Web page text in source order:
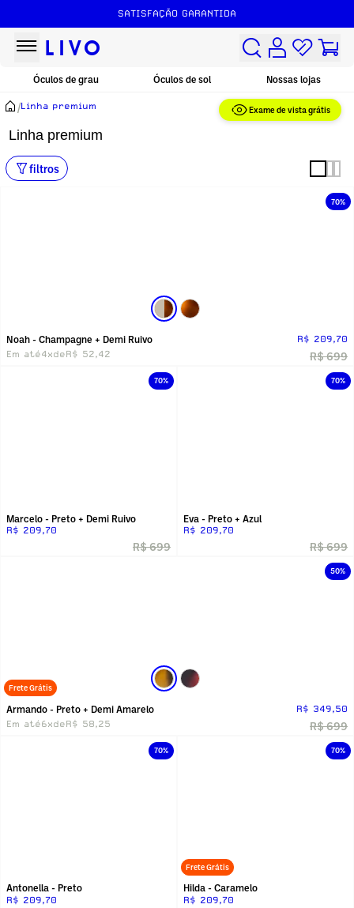
SATISFAÇÃO GARANTIDA
Exame de vista grátis
Óculos de grau Óculos de sol Nossas lojas
Linha premium
/Linha premium
filtros
70%
Noah - Champagne + Demi Ruivo
R$ 209,70
Em até4xdeR$ 52,42 R$ 699
70%
Marcelo - Preto + Demi Ruivo
R$ 209,70
R$ 699
70%
Eva - Preto + Azul
R$ 209,70
R$ 699
50%
Frete Grátis
Armando - Preto + Demi Amarelo
R$ 349,50
Em até6xdeR$ 58,25 R$ 699
70%
Antonella - Preto
R$ 209,70
70%
Frete Grátis
Hilda - Caramelo
R$ 209,70